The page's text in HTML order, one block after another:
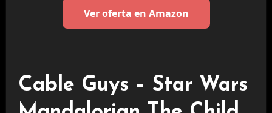
Ver oferta en Amazon
Cable Guys – Star Wars